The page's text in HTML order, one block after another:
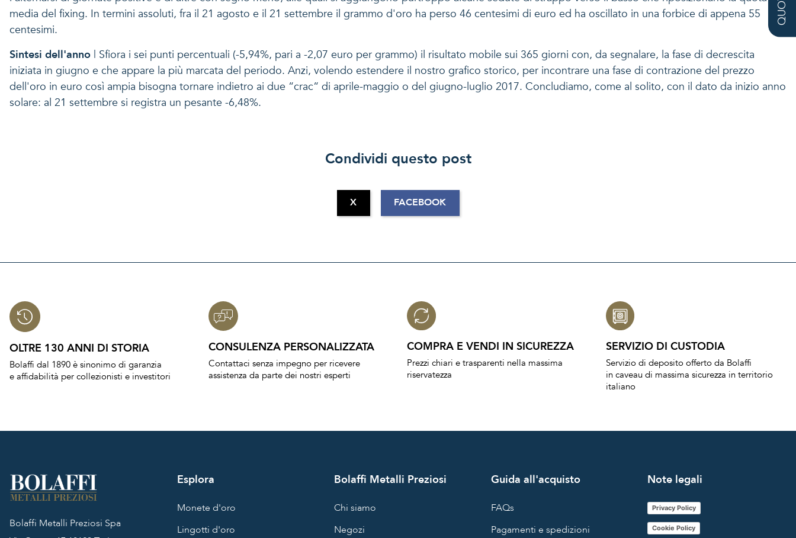
media del fixing. In termini assoluti, fra il 21 agosto e il 21 settembre il grammo d'oro ha perso 46 centesimi di euro ed ha oscillato in una forbice di appena 55
centesimi.
Sintesi dell'anno | Sfiora i sei punti percentuali (-5,94%, pari a -2,07 euro per grammo) il risultato mobile sui 365 giorni con, da segnalare, la fase di decrescita
iniziata in giugno e che appare la più marcata del periodo. Anzi, volendo estendere il nostro grafico storico, per incontrare una fase di contrazione del prezzo
dell'oro in euro così ampia bisogna tornare indietro ai due “crac“ di aprile-maggio o del giugno-luglio 2017. Concludiamo, come al solito, con il dato da inizio anno
solare: al 21 settembre si registra un pesante -6,48%.
Condividi questo post
X FACEBOOK
OLTRE 130 ANNI DI STORIA
Bolaffi dal 1890 è sinonimo di garanzia
e affidabilità per collezionisti e investitori
CONSULENZA PERSONALIZZATA
Contattaci senza impegno per ricevere
assistenza da parte dei nostri esperti
COMPRA E VENDI IN SICUREZZA
Prezzi chiari e trasparenti nella massima
riservatezza
SERVIZIO DI CUSTODIA
Servizio di deposito offerto da Bolaffi
in caveau di massima sicurezza in territorio
italiano
Bolaffi Metalli Preziosi Spa
Esplora
Monete d'oro
Lingotti d'oro
Bolaffi Metalli Preziosi
Chi siamo
Negozi
Guida all'acquisto
FAQs
Pagamenti e spedizioni
Note legali
Privacy Policy
Cookie Policy